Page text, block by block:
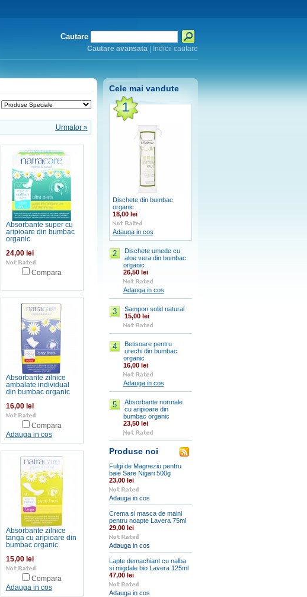
Cautare
Cautare avansata Indicii cautare
Urmator »
Absorbante super cu
aripioare din bumbac
organic
24,00 lei
Compara
Absorbante zilnice
ambalate individual
din bumbac organic
16,00 lei
Compara
Adauga in cos
Absorbante zilnice
tanga cu aripioare din
bumbac organic
15,00 lei
Compara
Adauga in cos
Cele mai vandute
1
Dischete din bumbac
organic
18,00 lei
Adauga in cos
2
Dischete umede cu
aloe vera din bumbac
organic
26,50 lei
Adauga in cos
3
Sampon solid natural
15,00 lei
4
Betisoare pentru
urechi din bumbac
organic
16,00 lei
Adauga in cos
5
Absorbante normale
cu aripioare din
bumbac organic
23,50 lei
Produse noi
Fulgi de Magneziu pentru
baie Sare Nigari 500g
23,00 lei
Adauga in cos
Crema si masca de maini
pentru noapte Lavera 75ml
29,00 lei
Adauga in cos
Lapte demachiant cu nalba
si migdale bio Lavera 125ml
47,00 lei
Adauga in cos